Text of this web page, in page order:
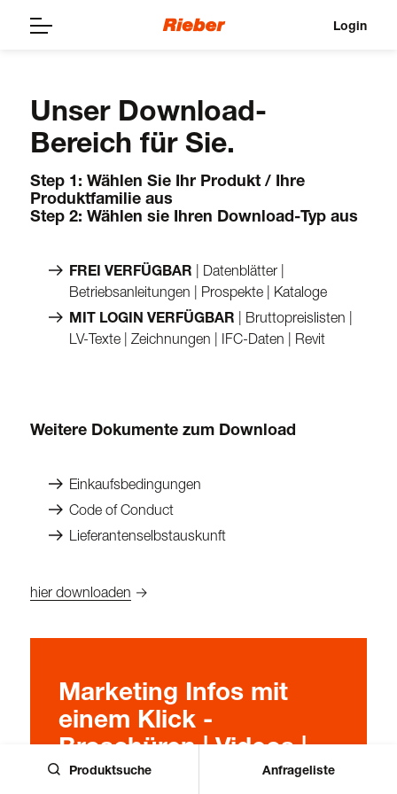
Login
Unser Download-
Bereich für Sie.
Step 1: Wählen Sie Ihr Produkt / Ihre
Produktfamilie aus
Step 2: Wählen sie Ihren Download-Typ aus
FREI VERFÜGBAR | Datenblätter |
Betriebsanleitungen | Prospekte | Kataloge
MIT LOGIN VERFÜGBAR | Bruttopreislisten |
LV-Texte | Zeichnungen | IFC-Daten | Revit
Weitere Dokumente zum Download
Einkaufsbedingungen
Code of Conduct
Lieferantenselbstauskunft
hier downloaden →
Marketing Infos mit
einem Klick -
Broschüren | Videos |
Präsentationen
Produktsuche Anfrageliste